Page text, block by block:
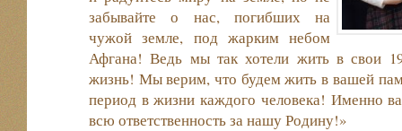
забывайте о нас, погибших на
чужой земле, под жарким небом
Афгана! Ведь мы так хотели жить в свои
жизнь! Мы верим, что будем жить в вашей
период в жизни каждого человека! Именно
всю ответственность за нашу Родину!»